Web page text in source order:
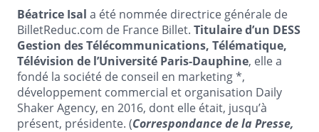
Béatrice Isal a été nommée directrice générale de
BilletReduc.com de France Billet. Titulaire d’un DESS
Gestion des Télécommunications, Télématique,
Télévision de l’Université Paris-Dauphine, elle a
fondé la société de conseil en marketing *,
développement commercial et organisation Daily
Shaker Agency, en 2016, dont elle était, jusqu’à
présent, présidente. (Correspondance de la Presse,